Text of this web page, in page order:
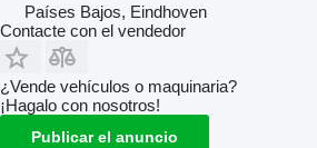
Países Bajos, Eindhoven
Contacte con el vendedor
¿Vende vehículos o maquinaria?
¡Hagalo con nosotros!
Publicar el anuncio